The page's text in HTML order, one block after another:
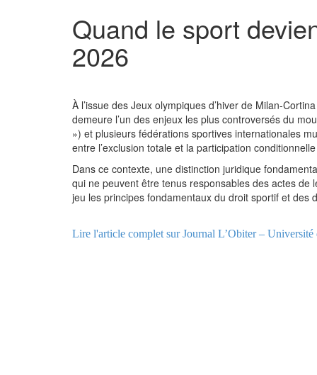
Quand le sport
2026
À l’issue des Jeux olympiques d’hiver de Milan-
demeure l’un des enjeux les plus controversés du
») et plusieurs fédérations sportives internationales
entre l’exclusion totale et la participation
Dans ce contexte, une distinction juridique
qui ne peuvent être tenus responsables des actes de
jeu les principes fondamentaux du droit sportif et
Lire l'article complet sur Journal L’Obiter – Université